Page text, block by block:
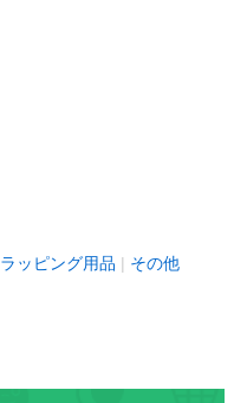
ラッピング用品 その他